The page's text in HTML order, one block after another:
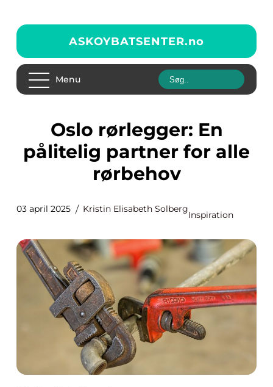
ASKOYBATSENTER.no
Menu
Oslo rørlegger: En
pålitelig partner for alle
rørbehov
03 april 2025 Kristin Elisabeth Solberg
Inspiration